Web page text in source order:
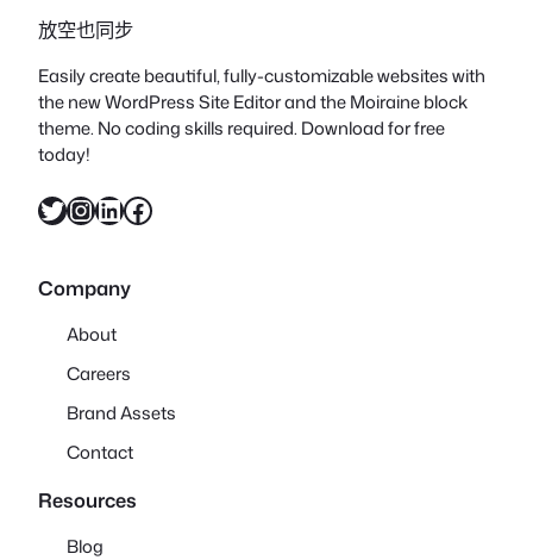
放空也同步
Easily create beautiful, fully-customizable websites with
the new WordPress Site Editor and the Moiraine block
theme. No coding skills required. Download for free
today!
X InstagramLinkedIn Facebook
Company
About
Careers
Brand Assets
Contact
Resources
Blog